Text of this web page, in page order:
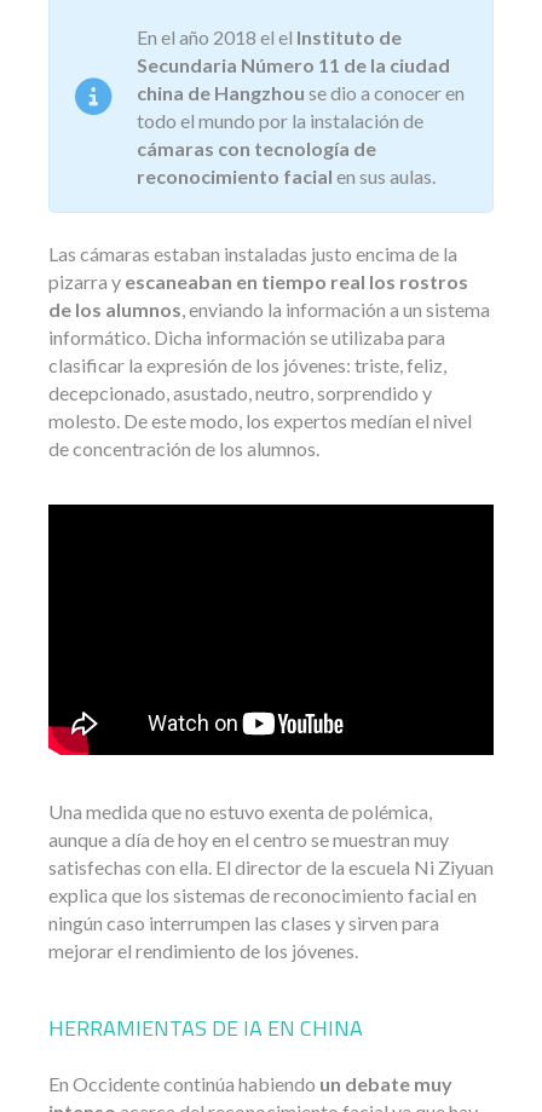
En el año 2018 el el Instituto de
Secundaria Número 11 de la ciudad
china de Hangzhou se dio a conocer en
todo el mundo por la instalación de
cámaras con tecnología de
reconocimiento facial en sus aulas.
Las cámaras estaban instaladas justo encima de la
pizarra y escaneaban en tiempo real los rostros
de los alumnos, enviando la información a un sistema
informático. Dicha información se utilizaba para
clasificar la expresión de los jóvenes: triste, feliz,
decepcionado, asustado, neutro, sorprendido y
molesto. De este modo, los expertos medían el nivel
de concentración de los alumnos.
Una medida que no estuvo exenta de polémica,
aunque a día de hoy en el centro se muestran muy
satisfechas con ella. El director de la escuela Ni Ziyuan
explica que los sistemas de reconocimiento facial en
ningún caso interrumpen las clases y sirven para
mejorar el rendimiento de los jóvenes.
HERRAMIENTAS DE IA EN CHINA
En Occidente continúa habiendo un debate muy